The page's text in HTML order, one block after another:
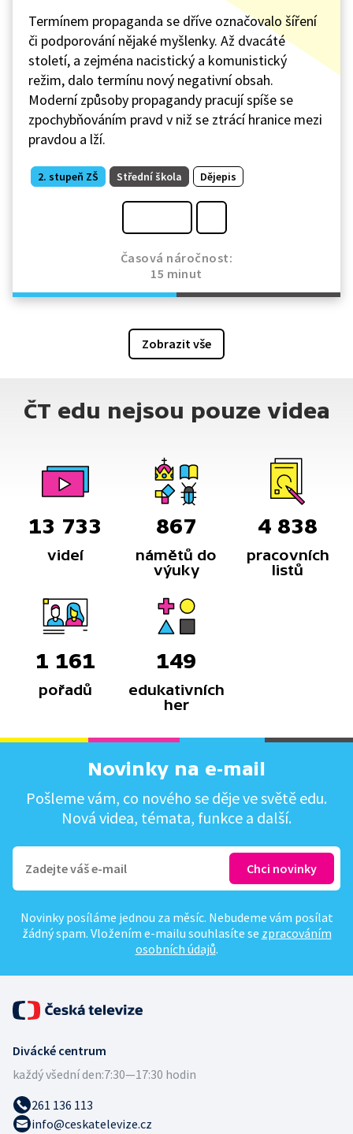
Termínem propaganda se dříve označovalo šíření
či podporování nějaké myšlenky. Až dvacáté
století, a zejména nacistický a komunistický
režim, dalo termínu nový negativní obsah.
Moderní způsoby propagandy pracují spíše se
zpochybňováním pravd v niž se ztrácí hranice mezi
pravdou a lží.
2. stupeň ZŠ Střední škola Dějepis
Časová náročnost:
15 minut
Zobrazit vše
ČT edu nejsou pouze videa
13 733
videí
867
námětů do
výuky
4 838
pracovních
listů
1 161
pořadů
149
edukativních
her
Novinky na e-mail
Pošleme vám, co nového se děje ve světě edu.
Nová videa, témata, funkce a další.
Novinky posíláme jednou za měsíc. Nebudeme vám posílat
žádný spam. Vložením e-mailu souhlasíte se zpracováním
osobních údajů.